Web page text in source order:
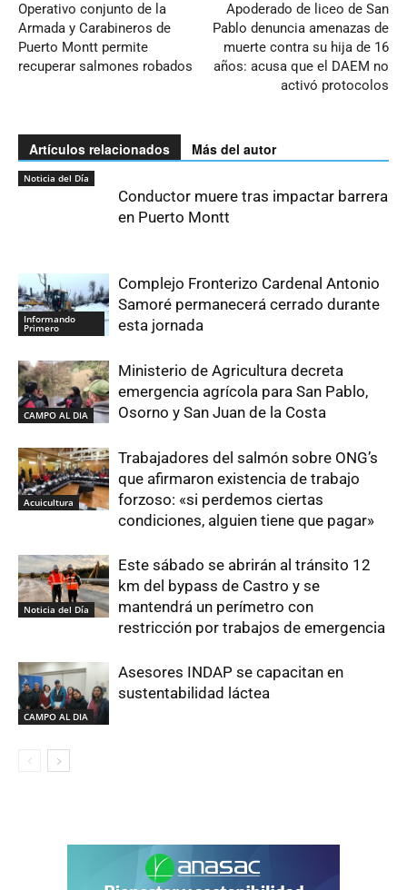
Operativo conjunto de la
Armada y Carabineros de
Puerto Montt permite
recuperar salmones robados
Apoderado de liceo de San
Pablo denuncia amenazas de
muerte contra su hija de 16
años: acusa que el DAEM no
activó protocolos
Artículos relacionados Más del autor
Noticia del Día
Conductor muere tras impactar barrera
en Puerto Montt
Informando
Primero
Complejo Fronterizo Cardenal Antonio
Samoré permanecerá cerrado durante
esta jornada
CAMPO AL DIA
Ministerio de Agricultura decreta
emergencia agrícola para San Pablo,
Osorno y San Juan de la Costa
Acuicultura
Trabajadores del salmón sobre ONG’s
que afirmaron existencia de trabajo
forzoso: «si perdemos ciertas
condiciones, alguien tiene que pagar»
Noticia del Día
Este sábado se abrirán al tránsito 12
km del bypass de Castro y se
mantendrá un perímetro con
restricción por trabajos de emergencia
CAMPO AL DIA
Asesores INDAP se capacitan en
sustentabilidad láctea